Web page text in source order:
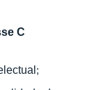
C
;